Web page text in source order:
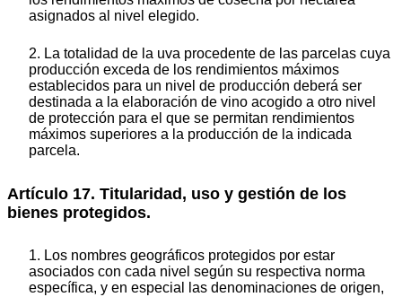
asignados al nivel elegido.
2. La totalidad de la uva procedente de las parcelas cuya
producción exceda de los rendimientos máximos
establecidos para un nivel de producción deberá ser
destinada a la elaboración de vino acogido a otro nivel
de protección para el que se permitan rendimientos
máximos superiores a la producción de la indicada
parcela.
Artículo 17. Titularidad, uso y gestión de los
bienes protegidos.
1. Los nombres geográficos protegidos por estar
asociados con cada nivel según su respectiva norma
específica, y en especial las denominaciones de origen,